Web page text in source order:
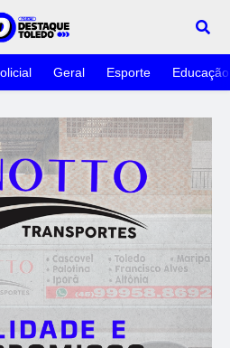
Geral Esporte Educação